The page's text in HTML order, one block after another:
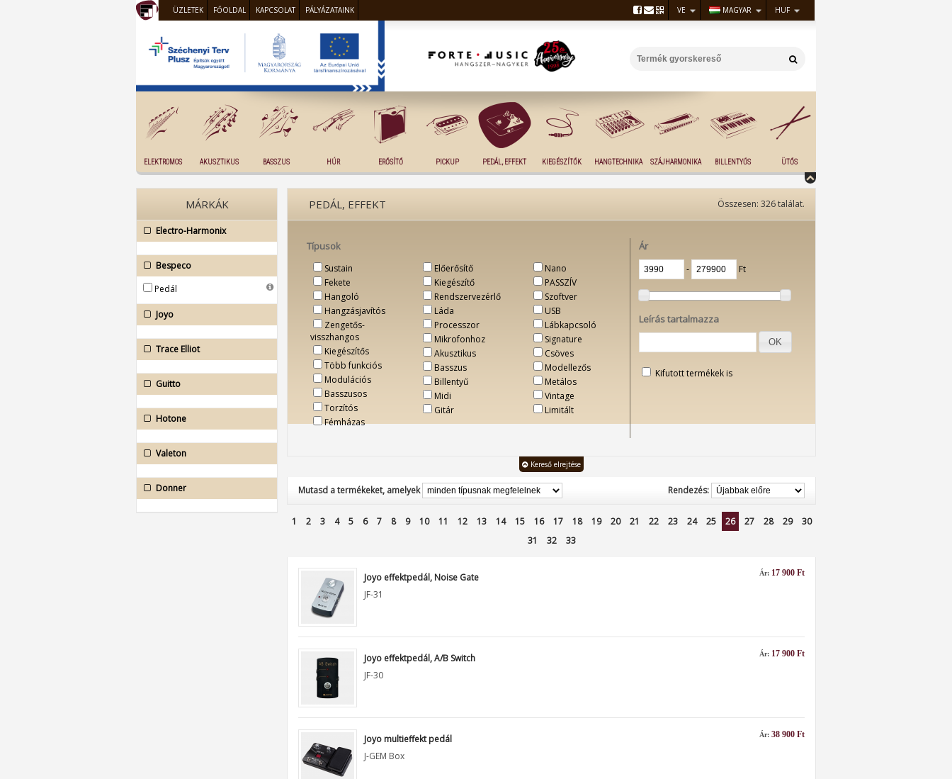
ÜZLETEK FŐOLDAL KAPCSOLAT PÁLYÁZATAINK VE MAGYAR HUF
ELEKTROMOS AKUSZTIKUS BASSZUS HÚR ERŐSÍTŐ PICKUP PEDÁL, EFFEKT KIEGÉSZÍTŐK HANGTECHNIKA SZÁJHARMONIKA BILLENTYŰS ÜTŐS
MÁRKÁK
Electro-Harmonix
Bespeco
Pedál
Joyo
Trace Elliot
Guitto
Hotone
Valeton
Donner
Összesen: 326találat.
PEDÁL, EFFEKT
Típusok
Sustain
Fekete
Hangoló
Hangzásjavítós
Zengetős-
visszhangos
Kiegészítős
Több funkciós
Modulációs
Basszusos
Torzítós
Fémházas
Előerősítő
Kiegészítő
Rendszervezérlő
Láda
Processzor
Mikrofonhoz
Akusztikus
Basszus
Billentyű
Midi
Gitár
Nano
PASSZÍV
Szoftver
USB
Lábkapcsoló
Signature
Csöves
Modellezős
Metálos
Vintage
Limitált
Ár
‐ Ft
Leírás tartalmazza
OK
Kifutott termékek is
Kereső elrejtése
Mutasd a termékeket, amelyek Rendezés:
1 2 3 4 5 6 7 8 9 10 11 12 13 14 15 16 17 18 19 20 21 22 23 24 25 26 27 28 29
30
31
32 33
Ár: 17 900 Ft
Joyo effektpedál, Noise Gate
JF-31
Ár: 17 900 Ft
Joyo effektpedál, A/B Switch
JF-30
Ár: 38 900 Ft
Joyo multieffekt pedál
J-GEM Box